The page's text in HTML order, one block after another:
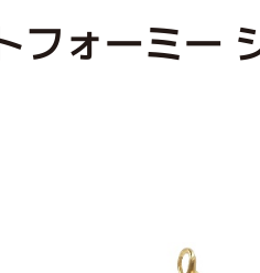
フォーミー
介
ォメーション